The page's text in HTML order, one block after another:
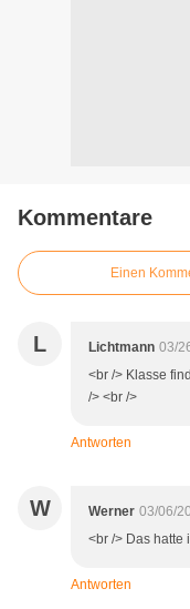
Kommentare
Einen
L Lichtmann 03/
<br /> Klasse
/> <br />
Antworten
W Werner 03/06/
<br /> Das hatte
Antworten